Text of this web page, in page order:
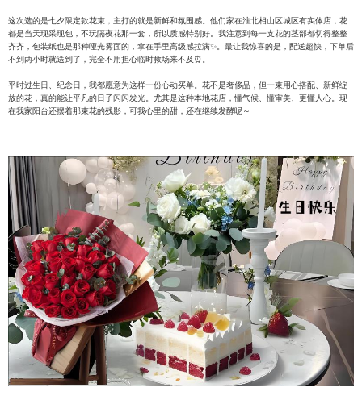
这次选的是七夕限定款花束，主打的就是新鲜和氛围感。他们家在淮北相山区城区有实体店，花
都是当天现采现包，不玩隔夜花那一套，所以质感特别好。我注意到每一支花的茎部都切得整整
齐齐，包装纸也是那种哑光雾面的，拿在手里高级感拉满✨。最让我惊喜的是，配送超快，下单后
不到两小时就送到了，完全不用担心临时救场来不及⏰。
平时过生日、纪念日，我都愿意为这样一份心动买单。花不是奢侈品，但一束用心搭配、新鲜绽
放的花，真的能让平凡的日子闪闪发光。尤其是这种本地花店，懂气候、懂审美、更懂人心。现
在我家阳台还摆着那束花的残影，可我心里的甜，还在继续发酵呢～